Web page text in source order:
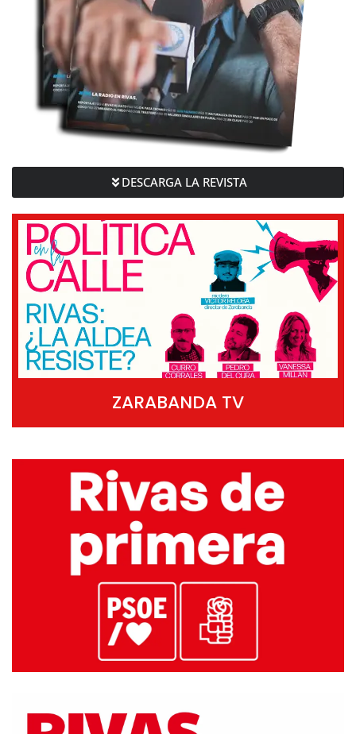
DESCARGA LA REVISTA
ZARABANDA TV